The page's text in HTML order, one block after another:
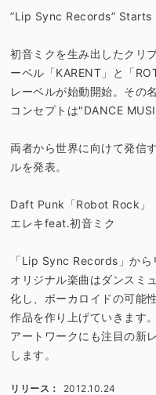
”Lip Sync Records” Starts
初音ミクを生み出したクリ
ーベル「KARENT」と「
レーベルが始動開始。その
コンセプトは"DANCE
両者から世界に向けて発信
ルを発表。
Daft Punk「Robot Rock」
エレキfeat.初音ミク
「Lip Sync Records」から
オリジナル楽曲はダンスミ
化し、ボーカロイドの可能
作品を作り上げていきます。
アートワークにも注目の新
します。
リリース： 2012.10.24